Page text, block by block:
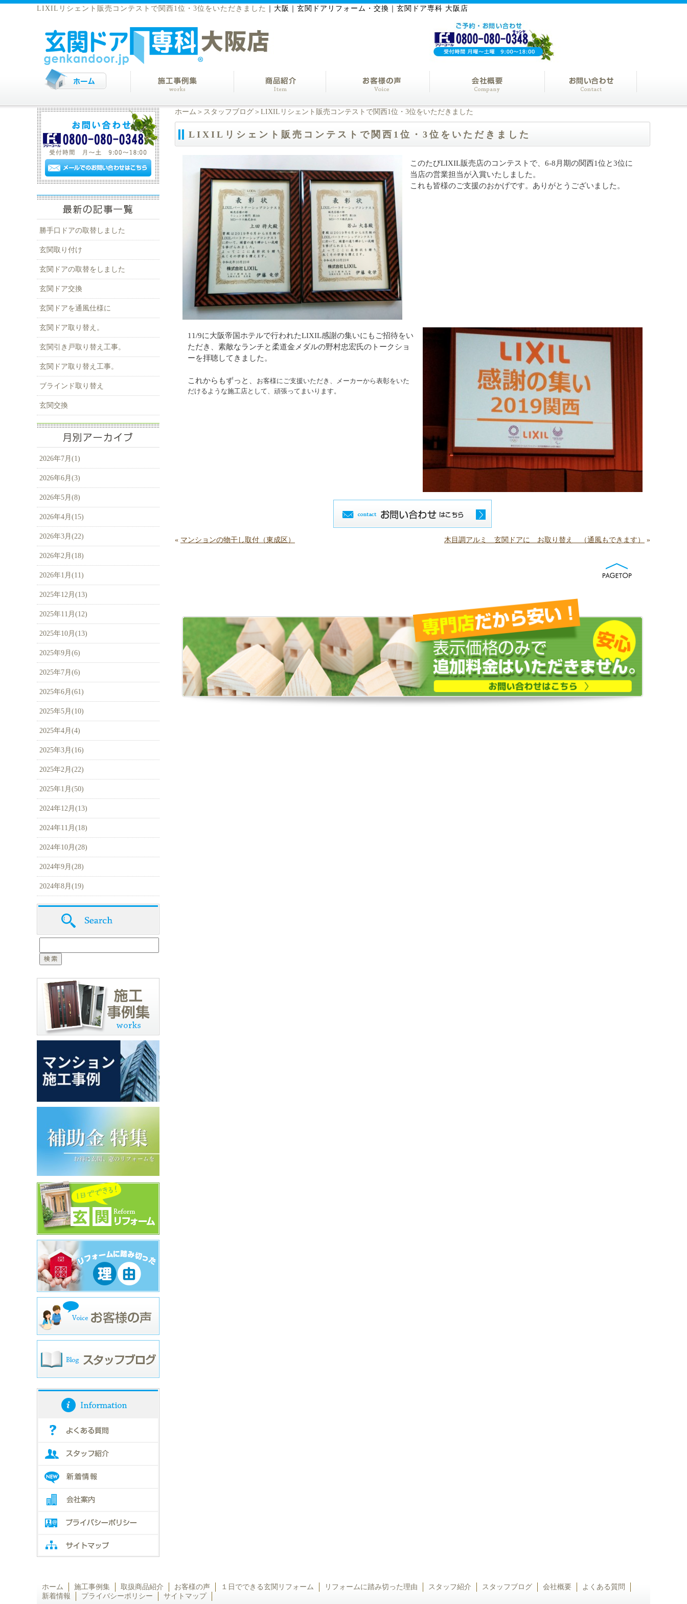
LIXILリシェント販売コンテストで関西1位・3位をいただきました 大阪｜玄関ドアリフォーム・交換｜玄関ドア専科 大阪店
ホーム ＞ スタッフブログ ＞LIXILリシェント販売コンテストで関西1位・3位をいただきました
LIXILリシェント販売コンテストで関西1位・3位をいただきました
このたびLIXIL販売店のコンテストで、6-8月期の関西1位と3位に
当店の営業担当が入賞いたしました。
これも皆様のご支援のおかげです。ありがとうございました。
11/9に大阪帝国ホテルで行われたLIXIL感謝の集いにもご招待をい
ただき、素敵なランチと柔道金メダルの野村忠宏氏のトークショ
ーを拝聴してきました。
これからもずっと、 お客様にご支援いただき、
メーカーから表彰をいた
だけるような施工店として、頑張ってまいります。
« マンションの物干し取付（東成区） 木目調アルミ 玄関ドアに お取り替え （通風もできます） »
勝手口ドアの取替しました
玄関取り付け
玄関ドアの取替をしました
玄関ドア交換
玄関ドアを通風仕様に
玄関ドア取り替え。
玄関引き戸取り替え工事。
玄関ドア取り替え工事。
ブラインド取り替え
玄関交換
2026年7月(1)
2026年6月(3)
2026年5月(8)
2026年4月(15)
2026年3月(22)
2026年2月(18)
2026年1月(11)
2025年12月(13)
2025年11月(12)
2025年10月(13)
2025年9月(6)
2025年7月(6)
2025年6月(61)
2025年5月(10)
2025年4月(4)
2025年3月(16)
2025年2月(22)
2025年1月(50)
2024年12月(13)
2024年11月(18)
2024年10月(28)
2024年9月(28)
2024年8月(19)
ホーム 施工事例集 取扱商品紹介 お客様の声 １日でできる玄関リフォーム リフォームに踏み切った理由 スタッフ紹介 スタッフブログ 会社概要
よくある質問
新着情報
プライバシーポリシー サイトマップ